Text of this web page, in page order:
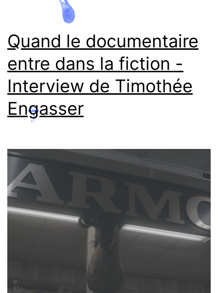
Quand le documentaire
entre dans la fiction -
Interview de Timothée
Engasser